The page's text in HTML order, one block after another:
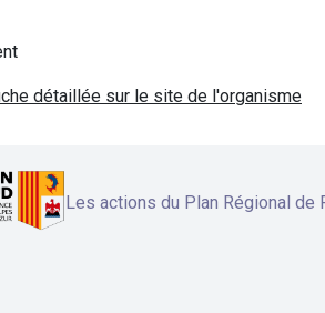
détaillée sur le site de l'organisme
Les actions du Plan Régional